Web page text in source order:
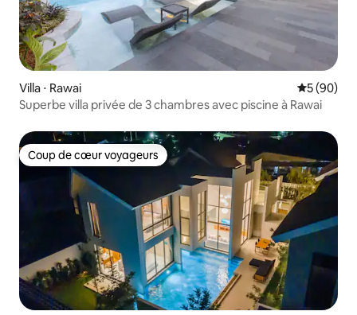
Villa ⋅ Rawai
5 (90)
Superbe villa privée de 3 chambres avec piscine à Rawai
Coup de cœur voyageurs
Coup de cœur voyageurs